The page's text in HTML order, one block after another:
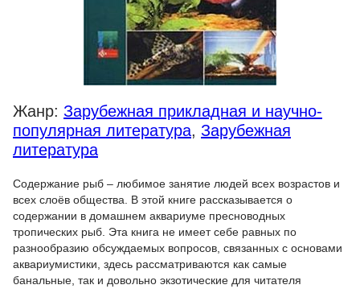
Жанр: Зарубежная прикладная и научно-
популярная литература, Зарубежная
литература
Содержание рыб – любимое занятие людей всех возрастов и
всех слоёв общества. В этой книге рассказывается о
содержании в домашнем аквариуме пресноводных
тропических рыб. Эта книга не имеет себе равных по
разнообразию обсуждаемых вопросов, связанных с основами
аквариумистики, здесь рассматриваются как самые
банальные, так и довольно экзотические для читателя